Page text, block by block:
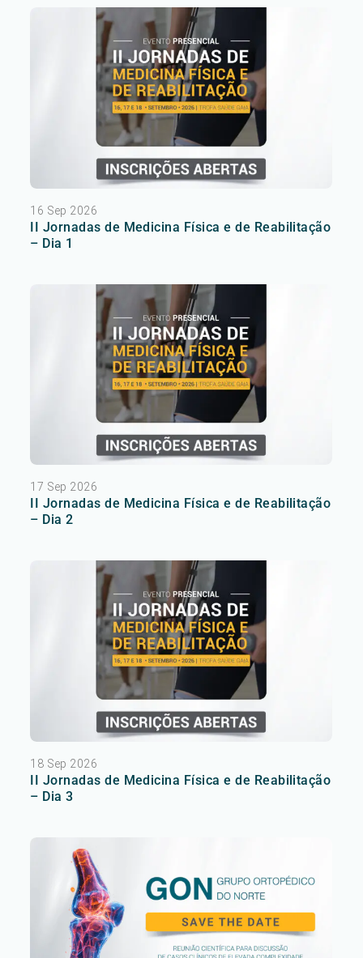
16 Sep 2026
II Jornadas de Medicina Física e de Reabilitação
– Dia 1
17 Sep 2026
II Jornadas de Medicina Física e de Reabilitação
– Dia 2
18 Sep 2026
II Jornadas de Medicina Física e de Reabilitação
– Dia 3